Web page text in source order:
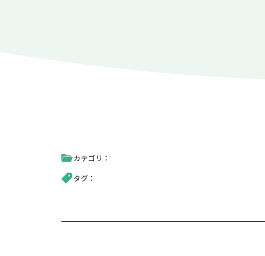
カテゴリ：
タグ：